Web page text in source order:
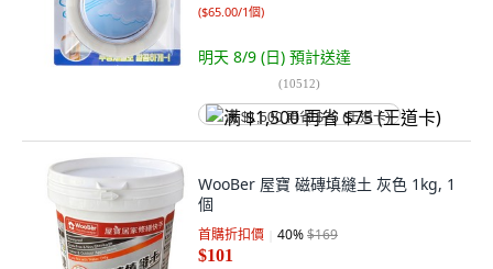
($65.00/1個)
明天 8/9 (日) 預計送達
(10512)
满 $1,500 再省 $75 (王道卡)
WooBer 屋寶 磁磚填縫土 灰色 1kg, 1
個
首購折扣價 40%$169
$101